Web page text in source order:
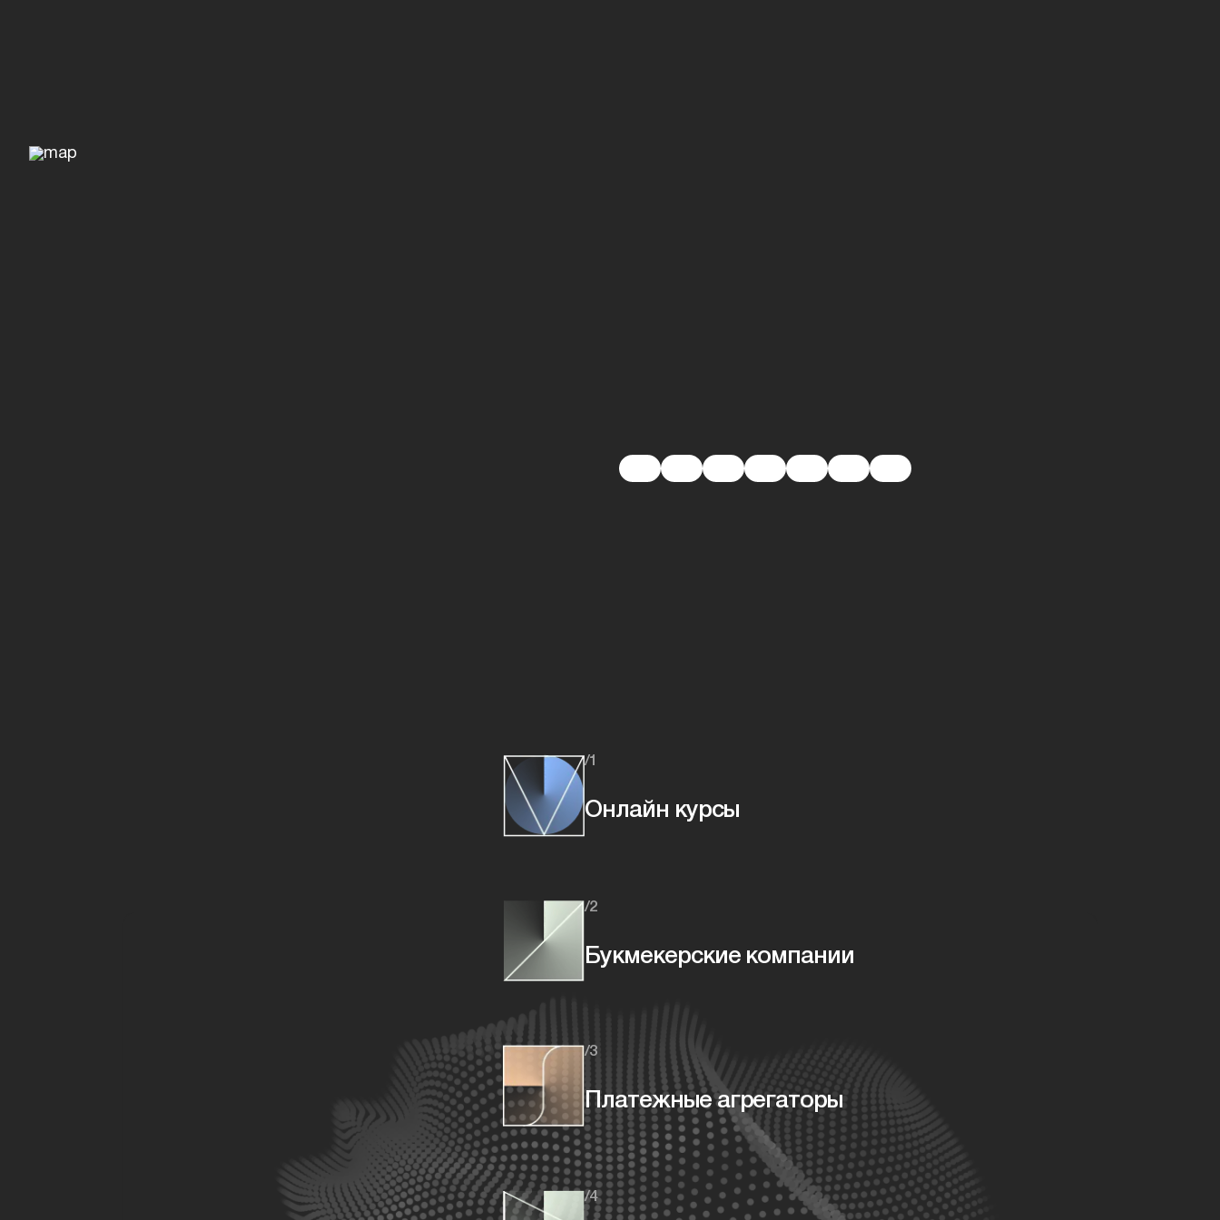
/1
Онлайн курсы
/2
Букмекерские компании
/3
Платежные агрегаторы
/4